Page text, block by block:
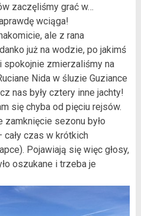
zaczęliśmy grać w…
wciąga!
ale z rana
już na wodzie, po jakimś
zmierzaliśmy na
Nida w śluzie Guziance
nas były cztery inne jachty!
się chyba od pięciu rejsów.
sezonu było
czas w krótkich
Pojawiają się więc głosy,
oszukane i trzeba je